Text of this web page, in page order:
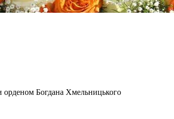
Богдана Хмельницького